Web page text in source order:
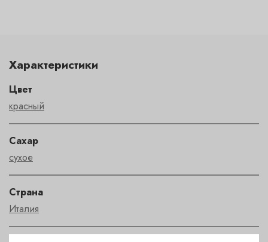
Характеристики
Цвет
красный
Сахар
сухое
Страна
Италия